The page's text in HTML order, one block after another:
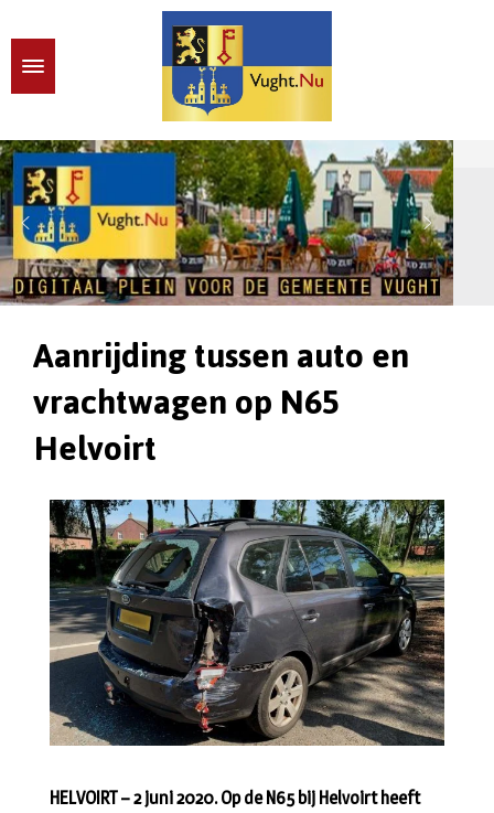
Aanrijding tussen auto en
vrachtwagen op N65
Helvoirt
HELVOIRT – 2 juni 2020. Op de N65 bij Helvoirt heeft